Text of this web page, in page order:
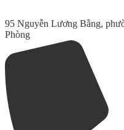
95 Nguyễn Lương Bằng,
Phòng